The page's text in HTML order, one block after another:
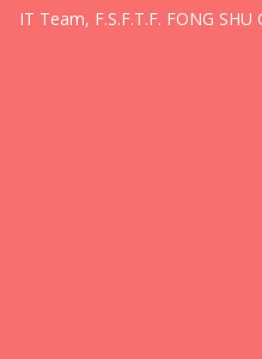
IT Team, F.S.F.T.F. FONG